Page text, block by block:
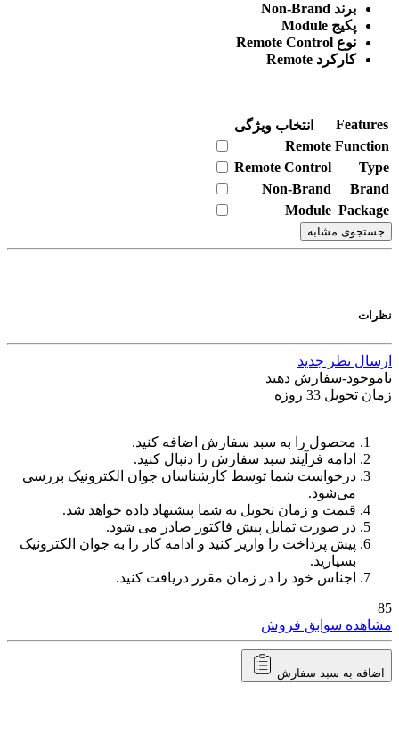
برند Non-Brand
پکیج Module
نوع Remote Control
کارکرد Remote
Features
انتخاب ویژگی
Function
Remote
Type
Remote Control
Brand
Non-Brand
Package
Module
جستجوی مشابه
نظرات
ارسال نظر جدید
ناموجود-سفارش دهید
زمان تحویل 33 روزه
محصول را به سبد سفارش اضافه کنید.
ادامه فرآیند سبد سفارش را دنبال کنید.
درخواست شما توسط کارشناسان جوان الکترونیک بررسی
می‌شود.
قیمت و زمان تحویل به شما پیشنهاد داده خواهد شد.
در صورت تمایل پیش فاکتور صادر می شود.
پیش پرداخت را واریز کنید و ادامه کار را به جوان الکترونیک
بسپارید.
اجناس خود را در زمان مقرر دریافت کنید.
85
مشاهده سوابق فروش
اضافه به سبد سفارش